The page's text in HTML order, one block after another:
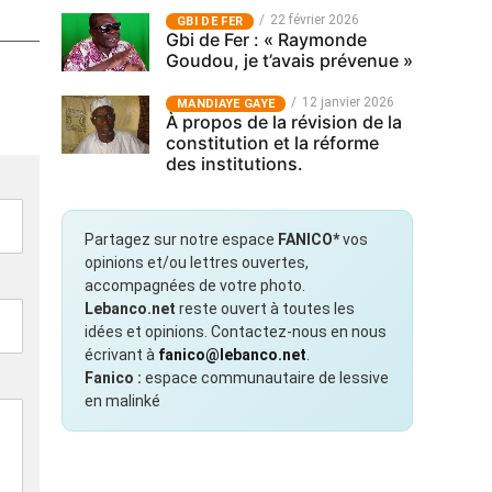
GBI DE FER 22 février 2026
Gbi de Fer : « Raymonde
Goudou, je t’avais prévenue »
MANDIAYE GAYE 12 janvier 2026
À propos de la révision de la
constitution et la réforme
des institutions.
Partagez sur notre espace FANICO*vos
opinions et/ou lettres ouvertes,
accompagnées de votre photo.
Lebanco.net reste ouvert à toutes les
idées et opinions. Contactez-nous en nous
écrivant à fanico@lebanco.net
Fanico : espace communautaire de lessive
en malinké